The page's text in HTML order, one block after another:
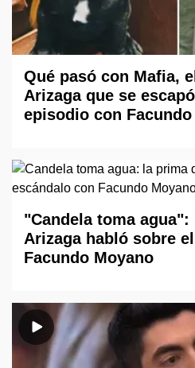
Qué pasó con Mafia,
Arizaga que se
episodio con
"Candela toma
Arizaga habló sobre
Facundo Moyano